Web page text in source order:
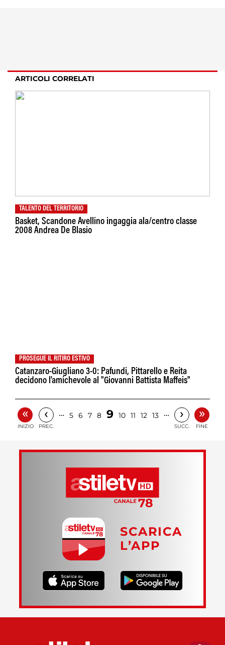
ARTICOLI CORRELATI
TALENTO DEL TERRITORIO
Basket, Scandone Avellino ingaggia ala/centro classe
2008 Andrea De Blasio
PROSEGUE IL RITIRO ESTIVO
Catanzaro-Giugliano 3-0: Pafundi, Pittarello e Reita
decidono l'amichevole al "Giovanni Battista Maffeis"
«
INIZIO
‹
PREC.
… 5 6 7 8 9 10 11 12 13 … ›
SUCC.
»
FINE
SCARICA
L’APP